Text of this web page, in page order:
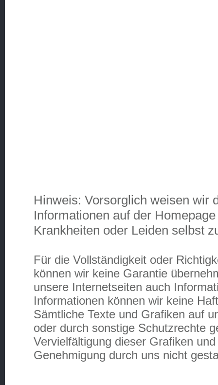
Hinweis: Vorsorglich weisen wir
Informationen auf der
Krankheiten oder Leiden selbst
Für die Vollständigkeit oder
können wir keine Garantie
unsere Internetseiten auch
Informationen können wir keine
Sämtliche Texte und Grafiken auf
oder durch sonstige Schutzrechte
Vervielfältigung dieser Grafiken
Genehmigung durch uns nicht